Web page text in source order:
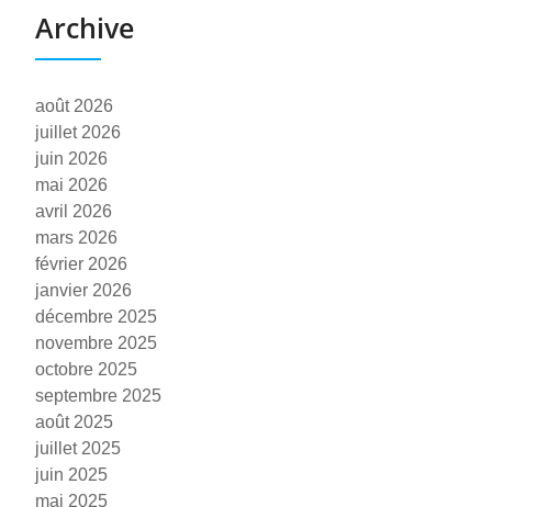
Archive
août 2026
juillet 2026
juin 2026
mai 2026
avril 2026
mars 2026
février 2026
janvier 2026
décembre 2025
novembre 2025
octobre 2025
septembre 2025
août 2025
juillet 2025
juin 2025
mai 2025